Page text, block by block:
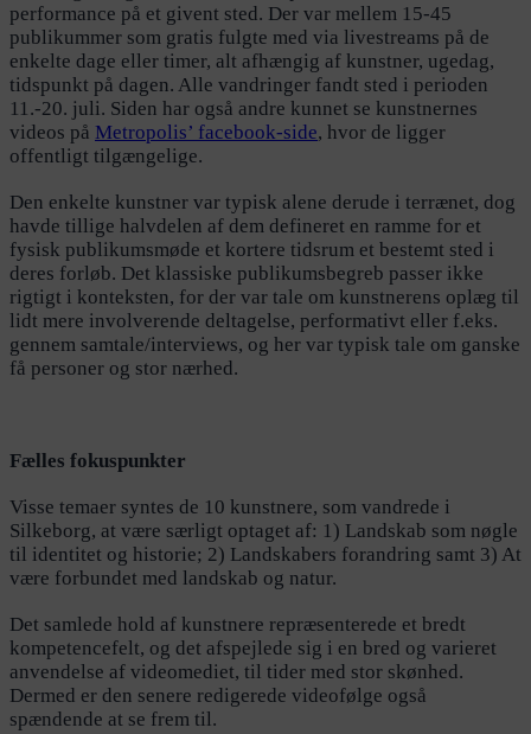
performance på et givent sted. Der var mellem 15-45
publikummer som gratis fulgte med via livestreams på de
enkelte dage eller timer, alt afhængig af kunstner, ugedag,
tidspunkt på dagen. Alle vandringer fandt sted i perioden
11.-20. juli. Siden har også andre kunnet se kunstnernes
videos på Metropolis’ facebook-side, hvor de ligger
offentligt tilgængelige.
Den enkelte kunstner var typisk alene derude i terrænet, dog
havde tillige halvdelen af dem defineret en ramme for et
fysisk publikumsmøde et kortere tidsrum et bestemt sted i
deres forløb. Det klassiske publikumsbegreb passer ikke
rigtigt i konteksten, for der var tale om kunstnerens oplæg til
lidt mere involverende deltagelse, performativt eller f.eks.
gennem samtale/interviews, og her var typisk tale om ganske
få personer og stor nærhed.
Fælles fokuspunkter
Visse temaer syntes de 10 kunstnere, som vandrede i
Silkeborg, at være særligt optaget af: 1) Landskab som nøgle
til identitet og historie; 2) Landskabers forandring samt 3) At
være forbundet med landskab og natur.
Det samlede hold af kunstnere repræsenterede et bredt
kompetencefelt, og det afspejlede sig i en bred og varieret
anvendelse af videomediet, til tider med stor skønhed.
Dermed er den senere redigerede videofølge også
spændende at se frem til.